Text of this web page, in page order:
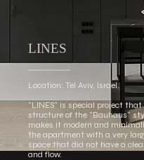
LINES
Location: Tel Aviv, Israel.
"LINES" is special project
structure of the "Bauhaus"
makes it modern and
the apartment with a very
space that did not have a
and flow.